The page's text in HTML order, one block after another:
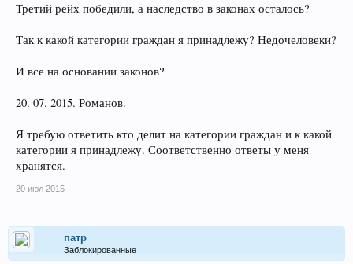
Третий рейх победили, а наследство в законах осталось?
Так к какой категории граждан я принадлежу? Недочеловеки?
И все на основании законов?
20. 07. 2015. Романов.
Я требую ответить кто делит на категории граждан и к какой
категории я принадлежу. Соответственно ответы у меня
хранятся.
20 июл 2015
патр
Заблокированные